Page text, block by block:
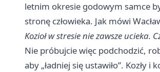
letnim okresie godowym samce
stronę człowieka. Jak mówi
Kozioł w stresie nie zawsze
Nie próbujcie więc podchodzić,
aby „ładniej się ustawiło”. Kozły